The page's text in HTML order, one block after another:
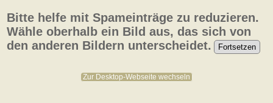
Bitte helfe mit Spameinträge zu reduzieren.
Wähle oberhalb ein Bild aus, das sich von
den anderen Bildern unterscheidet.
Zur Desktop-Webseite wechseln